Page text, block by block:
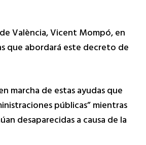
València, Vicent Mompó, en
que abordará este decreto de
marcha de estas ayudas que
públicas” mientras
desaparecidas a causa de la